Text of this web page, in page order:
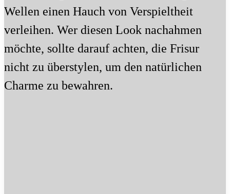
Wellen einen Hauch von Verspieltheit
verleihen. Wer diesen Look nachahmen
möchte, sollte darauf achten, die Frisur
nicht zu überstylen, um den natürlichen
Charme zu bewahren.